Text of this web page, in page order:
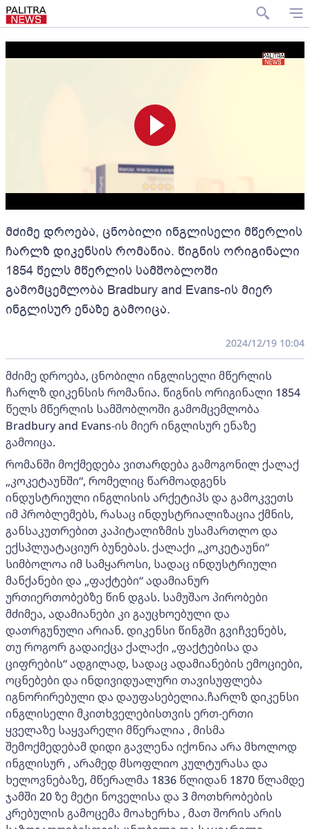
მძიმე დროება, ცნობილი ინგლისელი მწერლის
ჩარლზ დიკენსის რომანია. წიგნის ორიგინალი
1854 წელს მწერლის სამშობლოში
გამომცემლობა Bradbury and Evans-ის მიერ
ინგლისურ ენაზე გამოიცა.
2024/12/19 10:04
მძიმე დროება, ცნობილი ინგლისელი მწერლის
ჩარლზ დიკენსის რომანია. წიგნის ორიგინალი 1854
წელს მწერლის სამშობლოში გამომცემლობა
Bradbury and Evans-ის მიერ ინგლისურ ენაზე
გამოიცა.
რომანში მოქმედება ვითარდება გამოგონილ ქალაქ
„კოკეტაუნში“, რომელიც წარმოადგენს
ინდუსტრიული ინგლისის არქეტიპს და გამოკვეთს
იმ პრობლემებს, რასაც ინდუსტრიალიზაცია ქმნის,
განსაკუთრებით კაპიტალიზმის უსამართლო და
ექსპლუატაციურ ბუნებას. ქალაქი „კოკეტაუნი“
სიმბოლოა იმ სამყაროსი, სადაც ინდუსტრიული
მანქანები და „ფაქტები“ ადამიანურ
ურთიერთობებზე წინ დგას. სამუშაო პირობები
მძიმეა, ადამიანები კი გაუცხოებული და
დათრგუნული არიან. დიკენსი წინგში გვიჩვენებს,
თუ როგორ გადაიქცა ქალაქი „ფაქტებისა და
ციფრების“ ადგილად, სადაც ადამიანების ემოციები,
ოცნებები და ინდივიდუალური თავისუფლება
იგნორირებული და დაუფასებელია.ჩარლზ დიკენსი
ინგლისელი მკითხველებისთვის ერთ-ერთი
ყველაზე საყვარელი მწერალია , მისმა
შემოქმედებამ დიდი გავლენა იქონია არა მხოლოდ
ინგლისურ , არამედ მსოფლიო კულტურასა და
ხელოვნებაზე, მწერალმა 1836 წლიდან 1870 წლამდე
ჯამში 20 ზე მეტი ნოველისა და 3 მოთხრობების
კრებულის გამოცემა მოახერხა , მათ შორის არის